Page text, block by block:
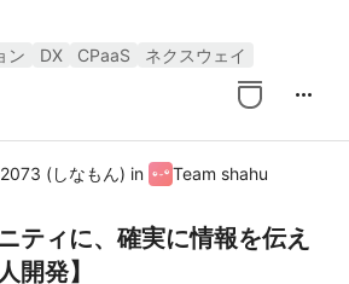
ン DX CPaaS ネクスウェイ
more_horiz
(しなもん) in Team shahu
ティに、確実に情報を伝え
開発】